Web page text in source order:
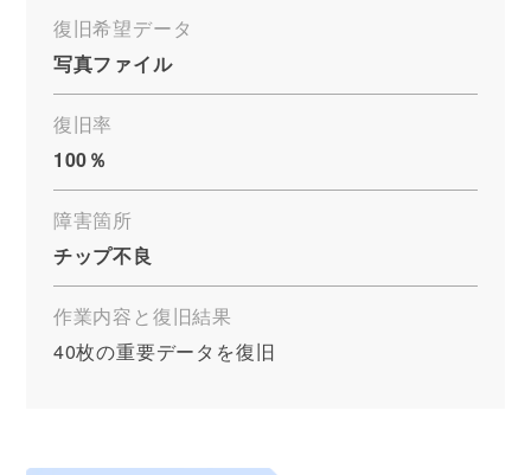
復旧希望データ
写真ファイル
復旧率
100％
障害箇所
チップ不良
作業内容と復旧結果
40枚の重要データを復旧